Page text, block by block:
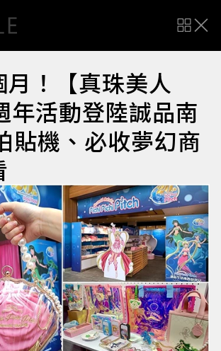
！【真珠美人
年活動登陸誠品南
貼機、必收夢幻商